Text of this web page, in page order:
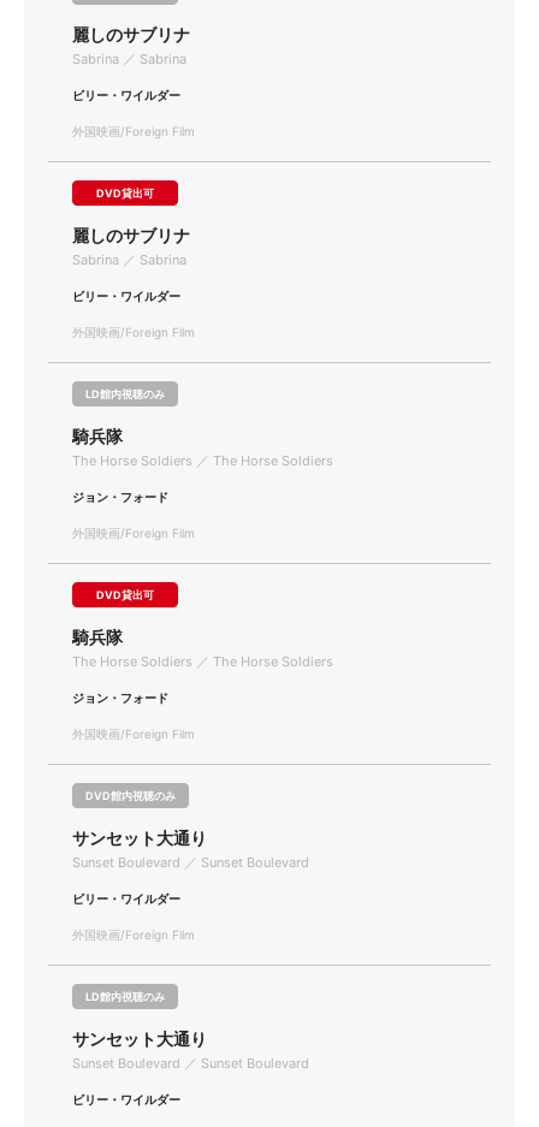
麗しのサブリナ
Sabrina ／ Sabrina
ビリー・ワイルダー
外国映画/Foreign Film
DVD貸出可
麗しのサブリナ
Sabrina ／ Sabrina
ビリー・ワイルダー
外国映画/Foreign Film
LD館内視聴のみ
騎兵隊
The Horse Soldiers ／ The Horse Soldiers
ジョン・フォード
外国映画/Foreign Film
DVD貸出可
騎兵隊
The Horse Soldiers ／ The Horse Soldiers
ジョン・フォード
外国映画/Foreign Film
DVD館内視聴のみ
サンセット大通り
Sunset Boulevard ／ Sunset Boulevard
ビリー・ワイルダー
外国映画/Foreign Film
LD館内視聴のみ
サンセット大通り
Sunset Boulevard ／ Sunset Boulevard
ビリー・ワイルダー